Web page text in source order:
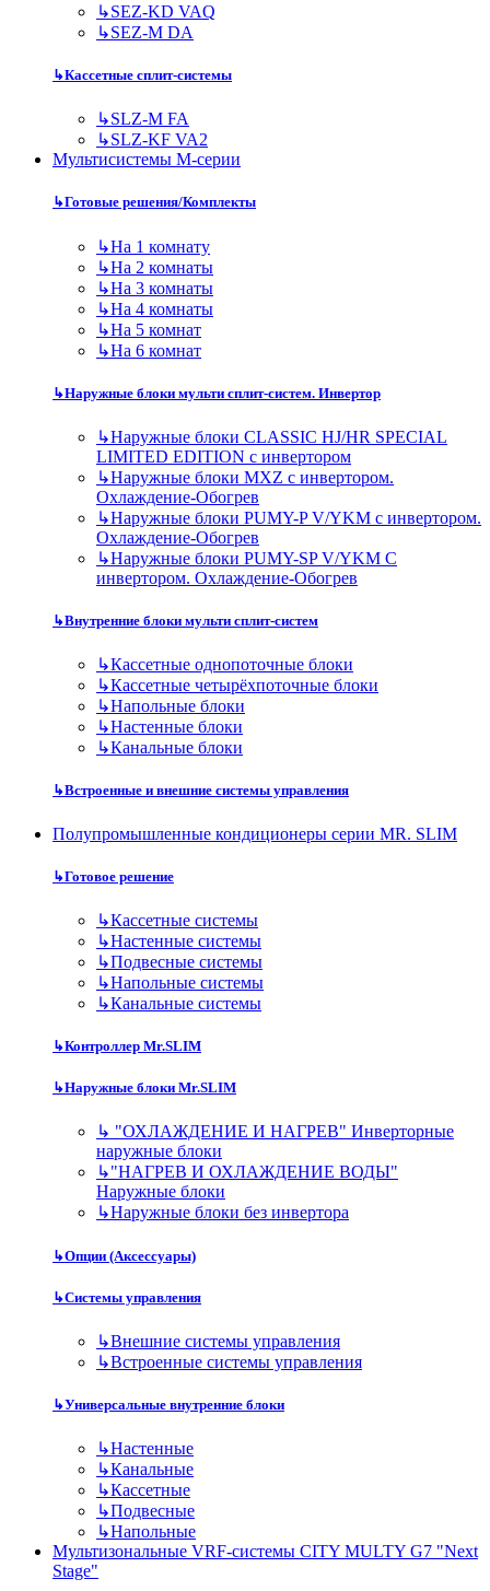
↳SEZ-KD VAQ
↳SEZ-M DA
↳Кассетные сплит-системы
↳SLZ-M FA
↳SLZ-KF VA2
Мультисистемы M-серии
↳Готовые решения/Комплекты
↳На 1 комнату
↳На 2 комнаты
↳На 3 комнаты
↳На 4 комнаты
↳На 5 комнат
↳На 6 комнат
↳Наружные блоки мульти сплит-систем. Инвертор
↳Наружные блоки CLASSIC HJ/HR SPECIAL
LIMITED EDITION с инвертором
↳Наружные блоки MXZ с инвертором.
Охлаждение-Обогрев
↳Наружные блоки PUMY-P V/YKM с инвертором.
Охлаждение-Обогрев
↳Наружные блоки PUMY-SP V/YKM С
инвертором. Охлаждение-Обогрев
↳Внутренние блоки мульти сплит-систем
↳Кассетные однопоточные блоки
↳Кассетные четырёхпоточные блоки
↳Напольные блоки
↳Настенные блоки
↳Канальные блоки
↳Встроенные и внешние системы управления
Полупромышленные кондиционеры серии MR. SLIM
↳Готовое решение
↳Кассетные системы
↳Настенные системы
↳Подвесные системы
↳Напольные системы
↳Канальные системы
↳Контроллер Mr.SLIM
↳Наружные блоки Mr.SLIM
↳ "ОХЛАЖДЕНИЕ И НАГРЕВ" Инверторные
наружные блоки
↳"НАГРЕВ И ОХЛАЖДЕНИЕ ВОДЫ"
Наружные блоки
↳Наружные блоки без инвертора
↳Опции (Аксессуары)
↳Системы управления
↳Внешние системы управления
↳Встроенные системы управления
↳Универсальные внутренние блоки
↳Настенные
↳Канальные
↳Кассетные
↳Подвесные
↳Напольные
Мультизональные VRF-системы CITY MULTY G7 "Next
Stage"